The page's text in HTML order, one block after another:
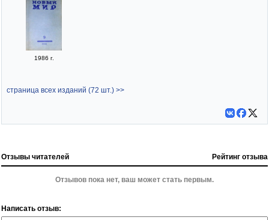
1986 г.
страница всех изданий (72 шт.) >>
Отзывы читателей Рейтинг отзыва
Отзывов пока нет, ваш может стать первым.
Написать отзыв: